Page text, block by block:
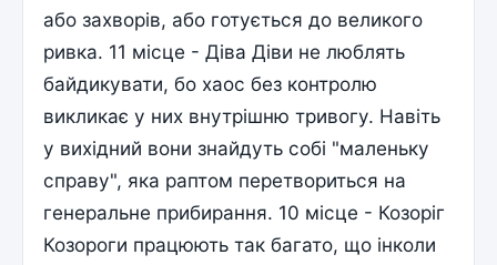
або захворів, або готується до великого
ривка. 11 місце - Діва Діви не люблять
байдикувати, бо хаос без контролю
викликає у них внутрішню тривогу. Навіть
у вихідний вони знайдуть собі "маленьку
справу", яка раптом перетвориться на
генеральне прибирання. 10 місце - Козоріг
Козороги працюють так багато, що інколи